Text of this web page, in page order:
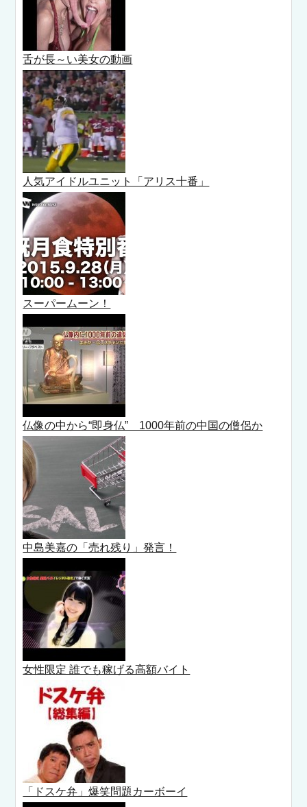
舌が長～い美女の動画
人気アイドルユニット「アリス十番」
スーパームーン！
仏像の中から“即身仏” 1000年前の中国の僧侶か
中島美嘉の「売れ残り」発言！
女性限定 誰でも稼げる高額バイト
「ドスケ弁」爆笑問題カーボーイ